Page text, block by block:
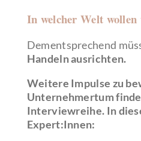
In welcher Welt
Dementsprechend
Handeln ausrichten.
Weitere Impulse zu
Unternehmertum
Interviewreihe. In
Expert:Innen: